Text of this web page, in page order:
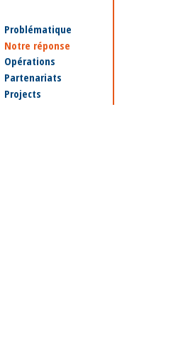
Problématique
Notre réponse
Opérations
Partenariats
Projects